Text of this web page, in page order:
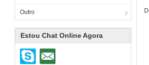
Outro
Estou Chat Online Agora